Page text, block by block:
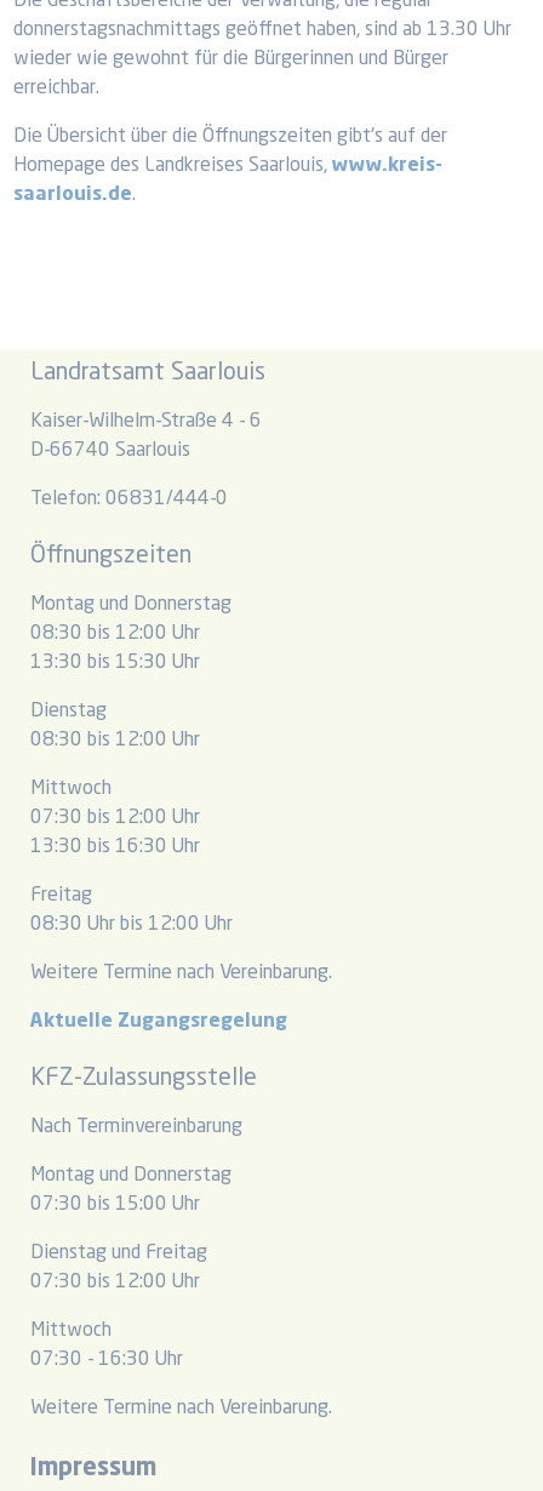
donnerstagsnachmittags geöffnet haben, sind ab 13.30 Uhr
wieder wie gewohnt für die Bürgerinnen und Bürger
erreichbar.
Die Übersicht über die Öffnungszeiten gibt's auf der
Homepage des Landkreises Saarlouis,www.kreis-
saarlouis.de.
Landratsamt Saarlouis
Kaiser-Wilhelm-Straße 4 - 6
D-66740 Saarlouis
Telefon: 06831/444-0
Öffnungszeiten
Montag und Donnerstag
08:30 bis 12:00 Uhr
13:30 bis 15:30 Uhr
Dienstag
08:30 bis 12:00 Uhr
Mittwoch
07:30 bis 12:00 Uhr
13:30 bis 16:30 Uhr
Freitag
08:30 Uhr bis 12:00 Uhr
Weitere Termine nach Vereinbarung.
Aktuelle Zugangsregelung
KFZ-Zulassungsstelle
Nach Terminvereinbarung
Montag und Donnerstag
07:30 bis 15:00 Uhr
Dienstag und Freitag
07:30 bis 12:00 Uhr
Mittwoch
07:30 - 16:30 Uhr
Weitere Termine nach Vereinbarung.
Impressum